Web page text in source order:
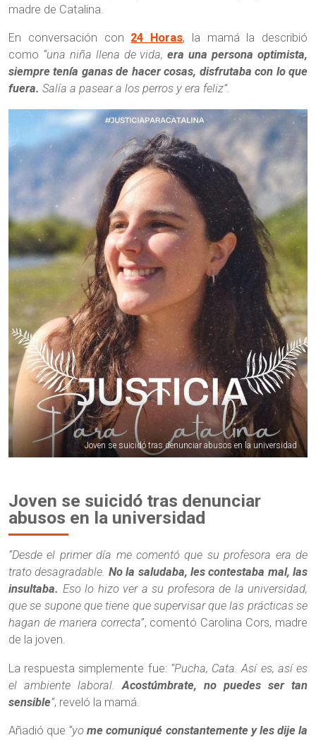
madre de Catalina.
En conversación con 24 Horas, la mamá la describió
como “una niña llena de vida,era una persona optimista,
siempre tenía ganas de hacer cosas, disfrutaba con lo que
fuera. Salía a pasear a los perros y era feliz”.
Joven se suicidó tras denunciar abusos en la universidad
Joven se suicidó tras denunciar
abusos en la universidad
“Desde el primer día me comentó que su profesora era de
trato desagradable. No la saludaba, les contestaba mal, las
insultaba. Eso lo hizo ver a su profesora de la universidad,
que se supone que tiene que supervisar que las prácticas se
hagan de manera correcta”, comentó Carolina Cors, madre
de la joven.
La respuesta simplemente fue: “Pucha, Cata. Así es, así es
el ambiente laboral. Acostúmbrate, no puedes ser tan
sensible”, reveló la mamá.
Añadió que “yome comuniqué constantemente y les dije la